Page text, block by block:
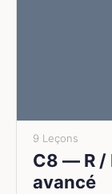
9 Leçons
C8 — R /
avancé